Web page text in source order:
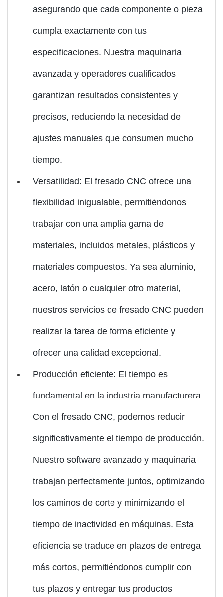
asegurando que cada componente o pieza
cumpla exactamente con tus
especificaciones. Nuestra maquinaria
avanzada y operadores cualificados
garantizan resultados consistentes y
precisos, reduciendo la necesidad de
ajustes manuales que consumen mucho
tiempo.
Versatilidad: El fresado CNC ofrece una
flexibilidad inigualable, permitiéndonos
trabajar con una amplia gama de
materiales, incluidos metales, plásticos y
materiales compuestos. Ya sea aluminio,
acero, latón o cualquier otro material,
nuestros servicios de fresado CNC pueden
realizar la tarea de forma eficiente y
ofrecer una calidad excepcional.
Producción eficiente: El tiempo es
fundamental en la industria manufacturera.
Con el fresado CNC, podemos reducir
significativamente el tiempo de producción.
Nuestro software avanzado y maquinaria
trabajan perfectamente juntos, optimizando
los caminos de corte y minimizando el
tiempo de inactividad en máquinas. Esta
eficiencia se traduce en plazos de entrega
más cortos, permitiéndonos cumplir con
tus plazos y entregar tus productos